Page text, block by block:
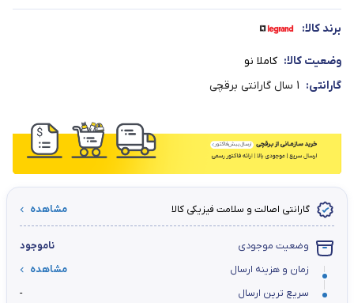
برند کالا:
وضعیت کالا: کاملا نو
گارانتی: 1 سال گارانتی برقچی
گارانتی اصالت و سلامت فیزیکی کالا مشاهده
وضعیت موجودی
ناموجود
زمان و هزینه ارسال
مشاهده
سریع ترین ارسال
-